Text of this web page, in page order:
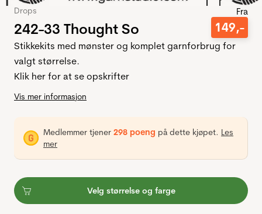
Drops
242-33 Thought So
Fra
149,-
Stikkekits med mønster og komplet garnforbrug for
valgt størrelse.
Klik her for at se opskrifter
Vis mer informasjon
Medlemmer tjener 298 poeng på dette kjøpet. Les
mer
Velg størrelse og farge